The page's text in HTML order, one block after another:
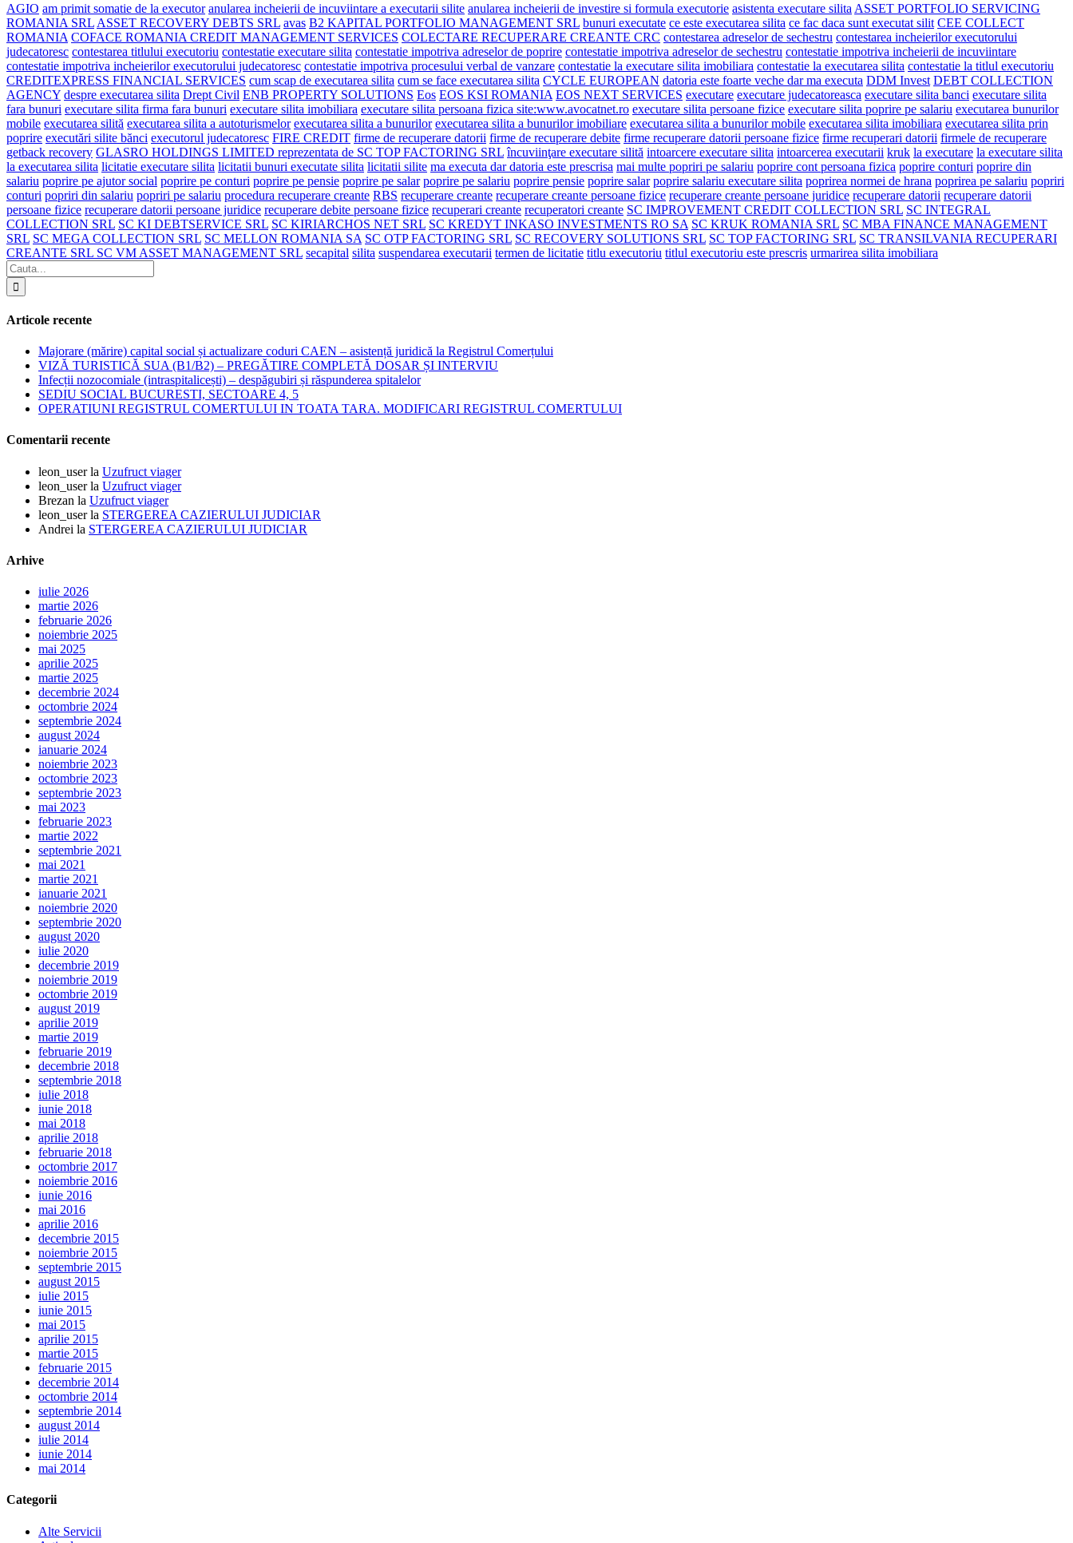
AGIO am primit somatie de la executor anularea incheierii de incuviintare a executarii silite anularea incheierii de investire si formula executorie asistenta executare silita ASSET PORTFOLIO SERVICING
ROMANIA SRL ASSET RECOVERY DEBTS SRL avas B2 KAPITAL PORTFOLIO MANAGEMENT SRL bunuri executate ce este executarea silita ce fac daca sunt executat silit CEE COLLECT
ROMANIA COFACE ROMANIA CREDIT MANAGEMENT SERVICES COLECTARE RECUPERARE CREANTE CRC contestarea adreselor de sechestru contestarea incheierilor executorului
judecatoresc contestarea titlului executoriu contestatie executare silita contestatie impotriva adreselor de poprire contestatie impotriva adreselor de sechestru contestatie impotriva incheierii de incuviintare
contestatie impotriva incheierilor executorului judecatoresc contestatie impotriva procesului verbal de vanzare contestatie la executare silita imobiliara contestatie la executarea silita contestatie la titlul executoriu
CREDITEXPRESS FINANCIAL SERVICES cum scap de executarea silita cum se face executarea silita CYCLE EUROPEAN datoria este foarte veche dar ma executa DDM Invest DEBT COLLECTION
AGENCY despre executarea silita Drept Civil ENB PROPERTY SOLUTIONS Eos EOS KSI ROMANIA EOS NEXT SERVICES executare executare judecatoreasca executare silita banci executare silita
fara bunuri executare silita firma fara bunuri executare silita imobiliara executare silita persoana fizica site:www.avocatnet.ro executare silita persoane fizice executare silita poprire pe salariu executarea bunurilor
mobile executarea silită executarea silita a autoturismelor executarea silita a bunurilor executarea silita a bunurilor imobiliare executarea silita a bunurilor mobile executarea silita imobiliara executarea silita prin
poprire executări silite bănci executorul judecatoresc FIRE CREDIT firme de recuperare datorii firme de recuperare debite firme recuperare datorii persoane fizice firme recuperari datorii firmele de recuperare
getback recovery GLASRO HOLDINGS LIMITED reprezentata de SC TOP FACTORING SRL încuviinţare executare silită intoarcere executare silita intoarcerea executarii kruk la executare la executare silita
la executarea silita licitatie executare silita licitatii bunuri executate silita licitatii silite ma executa dar datoria este prescrisa mai multe popriri pe salariu poprire cont persoana fizica poprire conturi poprire din
salariu poprire pe ajutor social poprire pe conturi poprire pe pensie poprire pe salar poprire pe salariu poprire pensie poprire salar poprire salariu executare silita poprirea normei de hrana poprirea pe salariu popriri
conturi popriri din salariu popriri pe salariu procedura recuperare creante RBS recuperare creante recuperare creante persoane fizice recuperare creante persoane juridice recuperare datorii recuperare datorii
persoane fizice recuperare datorii persoane juridice recuperare debite persoane fizice recuperari creante recuperatori creante SC IMPROVEMENT CREDIT COLLECTION SRL SC INTEGRAL
COLLECTION SRL SC KI DEBTSERVICE SRL SC KIRIARCHOS NET SRL SC KREDYT INKASO INVESTMENTS RO SA SC KRUK ROMANIA SRL SC MBA FINANCE MANAGEMENT
SRL SC MEGA COLLECTION SRL SC MELLON ROMANIA SA SC OTP FACTORING SRL SC RECOVERY SOLUTIONS SRL SC TOP FACTORING SRL SC TRANSILVANIA RECUPERARI
CREANTE SRL SC VM ASSET MANAGEMENT SRL secapital silita suspendarea executarii termen de licitatie titlu executoriu titlul executoriu este prescris urmarirea silita imobiliara
Articole recente
Majorare (mărire) capital social și actualizare coduri CAEN – asistență juridică la Registrul Comerțului
VIZĂ TURISTICĂ SUA (B1/B2) – PREGĂTIRE COMPLETĂ DOSAR ȘI INTERVIU
Infecții nozocomiale (intraspitalicești) – despăgubiri și răspunderea spitalelor
SEDIU SOCIAL BUCURESTI, SECTOARE 4, 5
OPERATIUNI REGISTRUL COMERTULUI IN TOATA TARA. MODIFICARI REGISTRUL COMERTULUI
Comentarii recente
leon_userla Uzufruct viager
leon_userla Uzufruct viager
Brezan la Uzufruct viager
leon_userla STERGEREA CAZIERULUI JUDICIAR
Andrei la STERGEREA CAZIERULUI JUDICIAR
Arhive
iulie 2026
martie 2026
februarie 2026
noiembrie 2025
mai 2025
aprilie 2025
martie 2025
decembrie 2024
octombrie 2024
septembrie 2024
august 2024
ianuarie 2024
noiembrie 2023
octombrie 2023
septembrie 2023
mai 2023
februarie 2023
martie 2022
septembrie 2021
mai 2021
martie 2021
ianuarie 2021
noiembrie 2020
septembrie 2020
august 2020
iulie 2020
decembrie 2019
noiembrie 2019
octombrie 2019
august 2019
aprilie 2019
martie 2019
februarie 2019
decembrie 2018
septembrie 2018
iulie 2018
iunie 2018
mai 2018
aprilie 2018
februarie 2018
octombrie 2017
noiembrie 2016
iunie 2016
mai 2016
aprilie 2016
decembrie 2015
noiembrie 2015
septembrie 2015
august 2015
iulie 2015
iunie 2015
mai 2015
aprilie 2015
martie 2015
februarie 2015
decembrie 2014
octombrie 2014
septembrie 2014
august 2014
iulie 2014
iunie 2014
mai 2014
Categorii
Alte Servicii